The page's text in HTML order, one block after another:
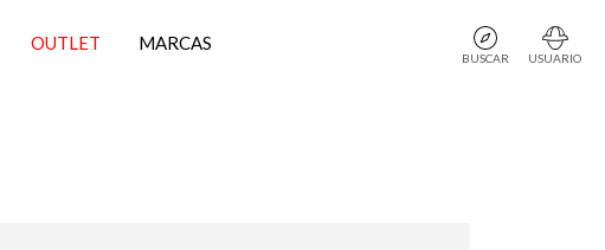
OUTLET MARCAS
BUSCAR USUARIO